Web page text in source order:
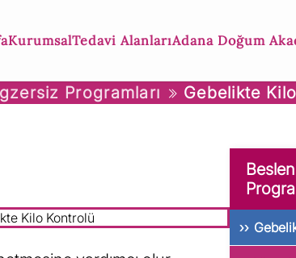
KurumsalTedavi AlanlarıAdana Doğum
Programları Gebelikte